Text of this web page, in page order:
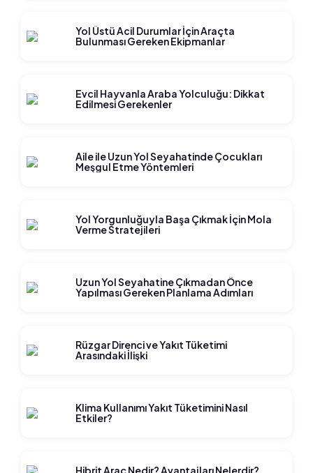
Yol Üstü Acil Durumlar İçin Araçta
Bulunması Gereken Ekipmanlar
Evcil Hayvanla Araba Yolculuğu: Dikkat
Edilmesi Gerekenler
Aile ile Uzun Yol Seyahatinde Çocukları
Meşgul Etme Yöntemleri
Yol Yorgunluğuyla Başa Çıkmak İçin Mola
Verme Stratejileri
Uzun Yol Seyahatine Çıkmadan Önce
Yapılması Gereken Planlama Adımları
Rüzgar Direnci ve Yakıt Tüketimi
Arasındaki İlişki
Klima Kullanımı Yakıt Tüketimini Nasıl
Etkiler?
Hibrit Araç Nedir? Avantajları Nelerdir?